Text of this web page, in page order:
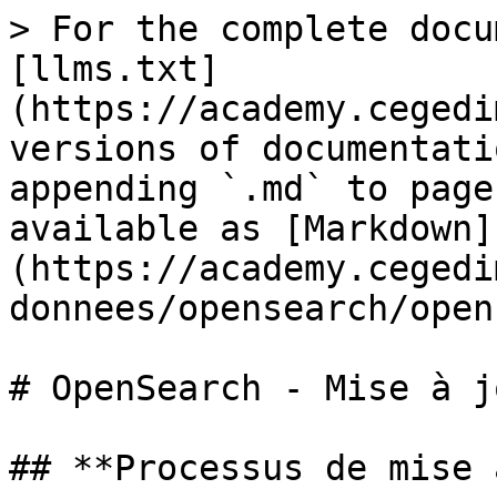
> For the complete
[llms.txt]
(https://
versions of
appending `.md` to
available as [Markdown]
(https://
donnees/opensearch/
# OpenSearch - Mise à
## **Processus de